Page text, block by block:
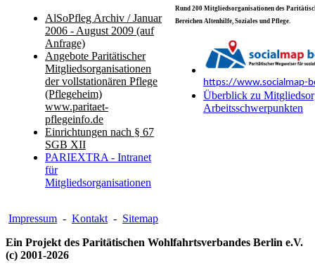
AlSoPfleg Archiv / Januar
2006 - August 2009 (auf
Anfrage)
Angebote Paritätischer
Mitgliedsorganisationen
der vollstationären Pflege
(Pflegeheim)
www.paritaet-
pflegeinfo.de
Einrichtungen nach § 67
SGB XII
PARIEXTRA - Intranet
für
Mitgliedsorganisationen
Rund 200 Mitgliedsorganisationen des
Bereichen Altenhilfe, Soziales und Pflege.
https://www.socialmap-
Überblick zu
Arbeitsschwerpunkten
Impressum - Kontakt - Sitemap
Ein Projekt des Paritätischen Wohlfahrtsverbandes Berlin e.V.
(c) 2001-2026